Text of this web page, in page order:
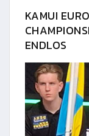
KAMUI
ENDLOS